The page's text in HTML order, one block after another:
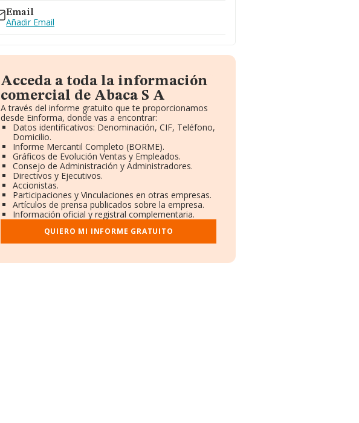
Email
Añadir Email
Acceda a toda la información
comercial de Abaca S A
A través del informe gratuito que te proporcionamos
desde Einforma, donde vas a encontrar:
Datos identificativos: Denominación, CIF, Teléfono,
Domicilio.
Informe Mercantil Completo (BORME).
Gráficos de Evolución Ventas y Empleados.
Consejo de Administración y Administradores.
Directivos y Ejecutivos.
Accionistas.
Participaciones y Vinculaciones en otras empresas.
Artículos de prensa publicados sobre la empresa.
Información oficial y registral complementaria.
QUIERO MI INFORME GRATUITO